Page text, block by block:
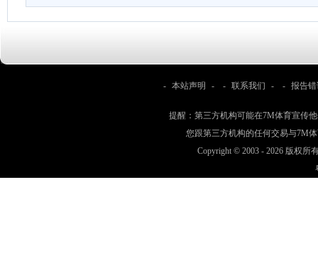
- 本站声明 - - 联系我们 - - 报告
提醒：第三方机构可能在7M体育宣传
您跟第三方机构的任何交易与7M
Copyright © 2003 - 2026 版权所